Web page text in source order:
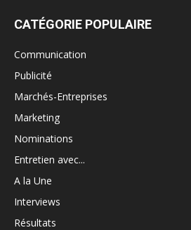
CATÉGORIE POPULAIRE
Communication
Publicité
Marchés-Entreprises
Marketing
Nominations
Entretien avec...
A la Une
Interviews
Résultats